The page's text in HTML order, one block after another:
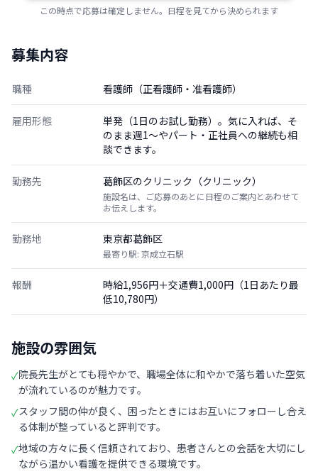
この時点で応募は確定しません。日程を見てから決められます
募集内容
職種 看護師（正看護師・准看護師）
雇用形態
単発（1日のお試し勤務）。気に入れば、そ
のまま週1〜やパート・正社員への継続も相
談できます。
勤務先 葛飾区のクリニック（クリニック）
施設名は、ご応募のあとに日程のご案内とあわせて
お伝えします。
勤務地 東京都葛飾区
最寄り駅: 京成立石駅
報酬
時給1,956円＋交通費1,000円（1日あたり最
低10,780円）
施設の雰囲気
✓院長先生がとても穏やかで、職場全体に和やかで落ち着いた空気
が流れているのが魅力です。
✓スタッフ間の仲が良く、困ったときにはお互いにフォローし合え
る体制が整っていると評判です。
✓地域の方々に長く信頼されており、患者さんとの会話を大切にし
ながら温かい看護を提供できる環境です。